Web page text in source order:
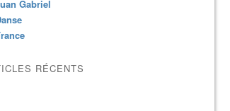
Gabriel
RÉCENTS